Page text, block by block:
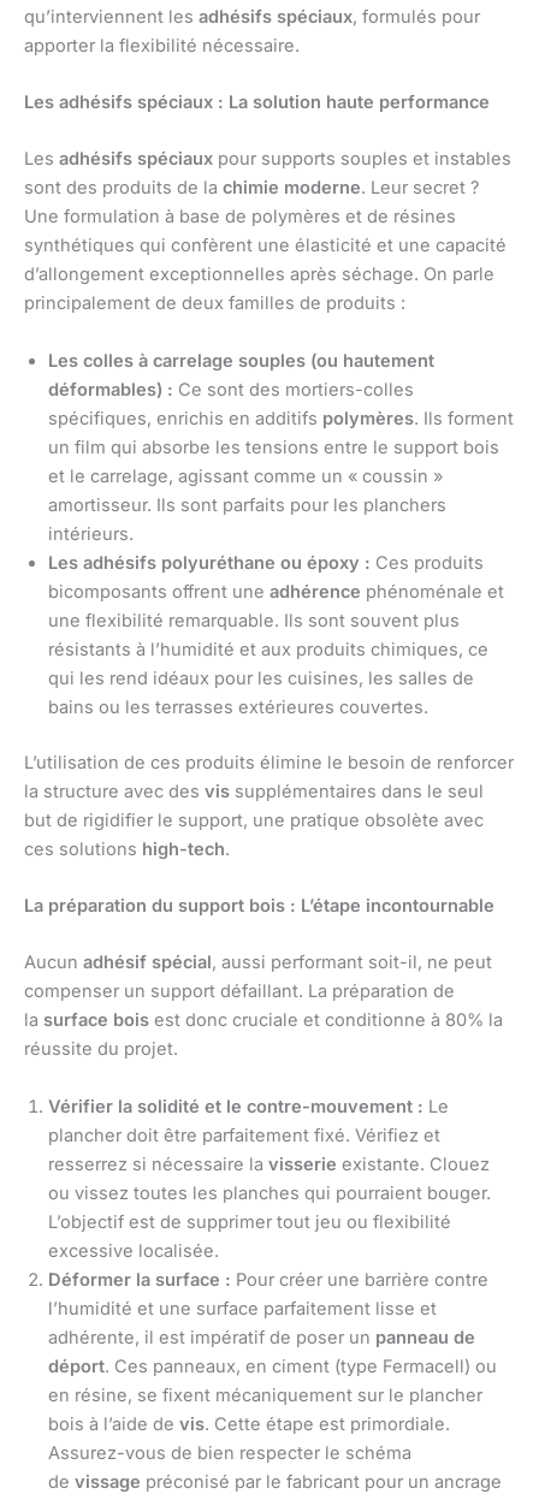
qu’interviennent les adhésifs spéciaux, formulés pour
apporter la flexibilité nécessaire.
Les adhésifs spéciaux : La solution haute performance
Les adhésifs spéciaux pour supports souples et instables
sont des produits de la chimie moderne. Leur secret ?
Une formulation à base de polymères et de résines
synthétiques qui confèrent une élasticité et une capacité
d’allongement exceptionnelles après séchage. On parle
principalement de deux familles de produits :
Les colles à carrelage souples (ou hautement
déformables) : Ce sont des mortiers-colles
spécifiques, enrichis en additifs polymères. Ils forment
un film qui absorbe les tensions entre le support bois
et le carrelage, agissant comme un « coussin »
amortisseur. Ils sont parfaits pour les planchers
intérieurs.
Les adhésifs polyuréthane ou époxy : Ces produits
bicomposants offrent une adhérence phénoménale et
une flexibilité remarquable. Ils sont souvent plus
résistants à l’humidité et aux produits chimiques, ce
qui les rend idéaux pour les cuisines, les salles de
bains ou les terrasses extérieures couvertes.
L’utilisation de ces produits élimine le besoin de renforcer
la structure avec des vis supplémentaires dans le seul
but de rigidifier le support, une pratique obsolète avec
ces solutions high-tech.
La préparation du support bois : L’étape incontournable
Aucun adhésif spécial, aussi performant soit-il, ne peut
compenser un support défaillant. La préparation de
la surface bois est donc cruciale et conditionne à 80% la
réussite du projet.
Vérifier la solidité et le contre-mouvement : Le
plancher doit être parfaitement fixé. Vérifiez et
resserrez si nécessaire la visserie existante. Clouez
ou vissez toutes les planches qui pourraient bouger.
L’objectif est de supprimer tout jeu ou flexibilité
excessive localisée.
Déformer la surface : Pour créer une barrière contre
l’humidité et une surface parfaitement lisse et
adhérente, il est impératif de poser un panneau de
déport. Ces panneaux, en ciment (type Fermacell) ou
en résine, se fixent mécaniquement sur le plancher
bois à l’aide de vis. Cette étape est primordiale.
Assurez-vous de bien respecter le schéma
de vissage préconisé par le fabricant pour un ancrage